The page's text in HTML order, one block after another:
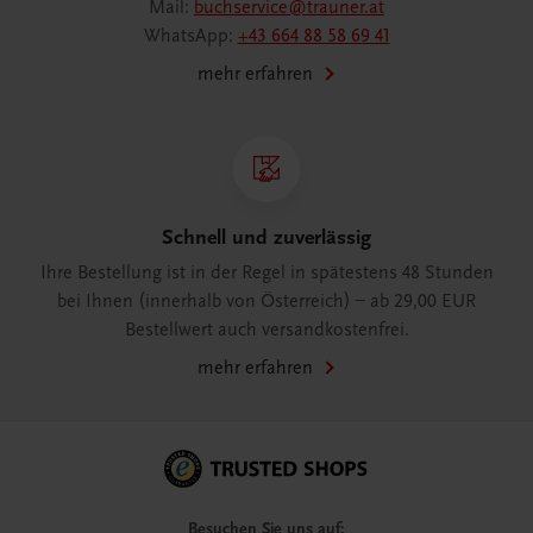
Mail: buchservice@trauner.at
WhatsApp: +43 664 88 58 69 41
mehr erfahren
Schnell und zuverlässig
Ihre Bestellung ist in der Regel in spätestens 48 Stunden
bei Ihnen (innerhalb von Österreich) – ab 29,00 EUR
Bestellwert auch versandkostenfrei.
mehr erfahren
Besuchen Sie uns auf: